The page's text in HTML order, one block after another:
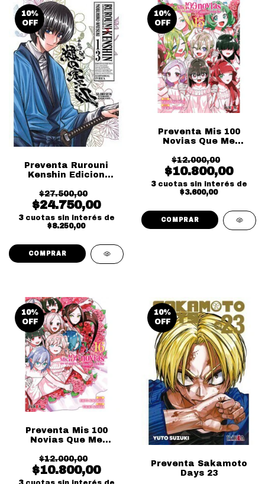
10%
OFF
Preventa Rurouni
Kenshin Edicion
$27.500,00
$24.750,00
3 cuotas sin interés de
$8.250,00
10%
OFF
Preventa Mis 100
Novias Que Me
15
$12.000,00
$10.800,00
3 cuotas sin interés de
$3.600,00
10%
OFF
Preventa Mis 100
Novias Que Me
16
$12.000,00
$10.800,00
10%
OFF
Preventa Sakamoto
Days 23